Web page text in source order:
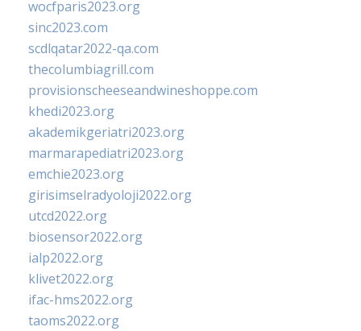
wocfparis2023.org
sinc2023.com
scdlqatar2022-qa.com
thecolumbiagrill.com
provisionscheeseandwineshoppe.com
khedi2023.org
akademikgeriatri2023.org
marmarapediatri2023.org
emchie2023.org
girisimselradyoloji2022.org
utcd2022.org
biosensor2022.org
ialp2022.org
klivet2022.org
ifac-hms2022.org
taoms2022.org